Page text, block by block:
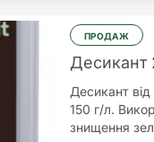
ПРОДАЖ
Десикант
Десикант
150 г/л.
знищення